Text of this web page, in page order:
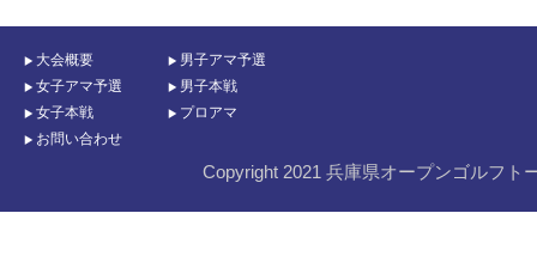
大会概要
男子アマ予選
女子アマ予選
男子本戦
女子本戦
プロアマ
お問い合わせ
Copyright 2021 兵庫県オープンゴルフト